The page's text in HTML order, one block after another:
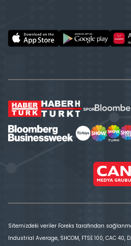
Sitemizdeki veriler Foreks tarafından
Industrial Average, SHCOM, FTSE 100, CAC 40,